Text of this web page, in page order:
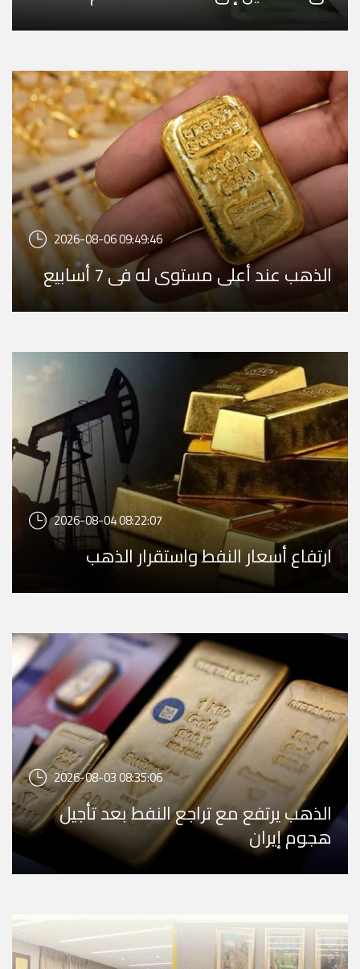
2026-08-06 09:49:46
الذهب عند أعلى مستوى له في 7 أسابيع
2026-08-04 08:22:07
ارتفاع أسعار النفط واستقرار الذهب
2026-08-03 08:35:06
الذهب يرتفع مع تراجع النفط بعد تأجيل
هجوم إيران